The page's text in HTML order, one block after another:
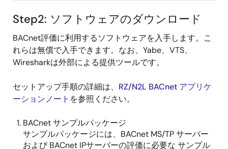
Step2: ソフトウェアのダウンロード
BACnet評価に利用するソフトウェアを入手します。こ
れらは無償で入手できます。なお、Yabe、VTS、
Wiresharkは外部による提供ツールです。
セットアップ手順の詳細は、 RZ/N2L BACnet アプリケ
ーションノート を参照ください。
BACnet サンプルパッケージ
サンプルパッケージには、BACnet MS/TP サーバー
および BACnet IPサーバーの評価に必要な サンプル